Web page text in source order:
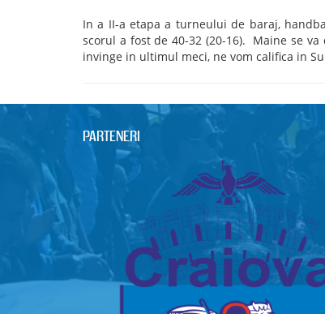
In a II-a etapa a turneului de baraj,
scorul a fost de 40-32 (20-16). Maine se
invinge in ultimul meci, ne vom califica in
PARTENERI